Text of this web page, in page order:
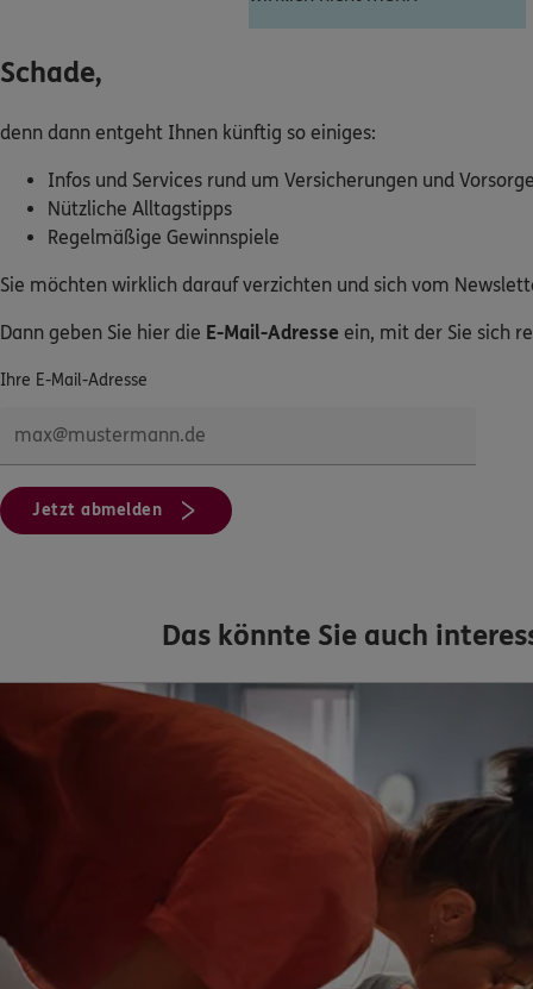
Dann lassen Sie sich helfen.
Sehen Sie auf einen Blick Ihre Versicherungen bei ERGO, dem
Schaden- oder Leistungsfall melden
Bequem online oder telefonisch.
Sehen Sie auf einen Blick Ihre Versicherungen bei ERGO, dem
Zum Kundenportal
Schaden- oder Leistungsfall melden
Schade,
denn dann entgeht Ihnen künftig so einiges:
Infos und Services rund um Versicherungen und
Nützliche Alltagstipps
Regelmäßige Gewinnspiele
Sie möchten wirklich darauf verzichten und sich vom
Dann geben Sie hier die E-Mail-Adresse ein, mit der Sie sich
Ihre E-Mail-Adresse
Jetzt abmelden
Das könnte Sie auch